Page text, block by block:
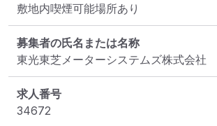
敷地内喫煙可能場所あり
募集者の氏名または名称
東光東芝メーターシステムズ株式会社
求人番号
34672